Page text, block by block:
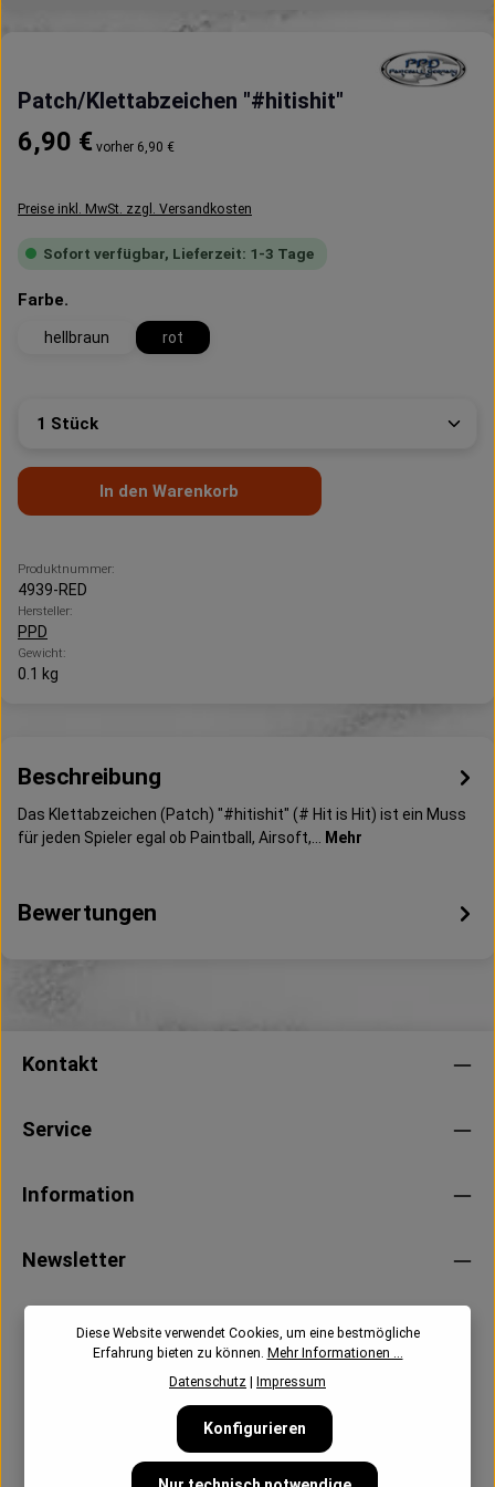
Patch/Klettabzeichen "#hitishit"
Regulärer Preis:
6,90 € vorher 6,90 €
Preise inkl. MwSt. zzgl. Versandkosten
Sofort verfügbar, Lieferzeit: 1-3 Tage
Farbe.
hellbraun rot
Produkt Anzahl: Gib den gewünschten Wert ein
In den Warenkorb
Produktnummer:
4939-RED
Hersteller:
PPD
Gewicht:
0.1 kg
Beschreibung
Das Klettabzeichen (Patch) "#hitishit" (# Hit is Hit) ist ein Muss
für jeden Spieler egal ob Paintball, Airsoft,…
Mehr
Bewertungen
Kontakt
Service
Information
Newsletter
Diese Website verwendet Cookies, um eine bestmögliche
Erfahrung bieten zu können. Mehr Informationen ...
Datenschutz
Impressum
Konfigurieren